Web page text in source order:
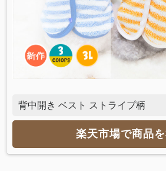
背中開き ベスト ストライプ柄
楽天市場で商品